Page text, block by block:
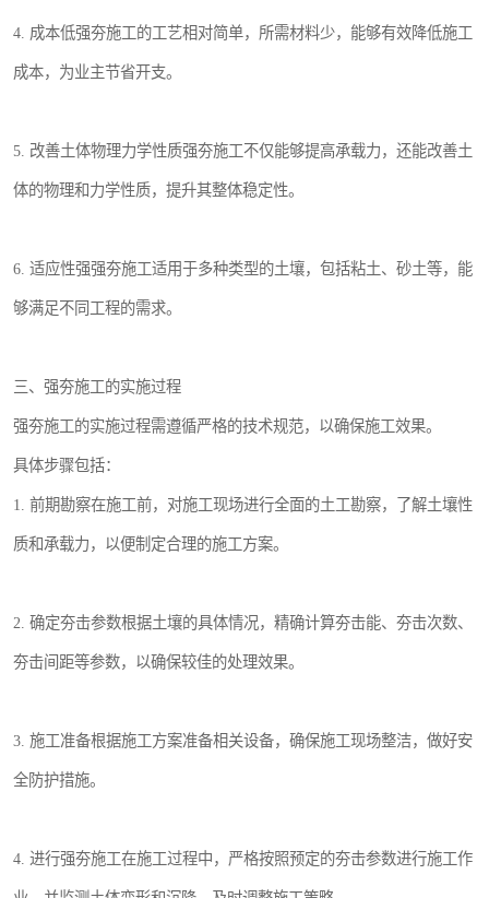
4. 成本低强夯施工的工艺相对简单，所需材料少，能够有效降低施工
成本，为业主节省开支。
5. 改善土体物理力学性质强夯施工不仅能够提高承载力，还能改善土
体的物理和力学性质，提升其整体稳定性。
6. 适应性强强夯施工适用于多种类型的土壤，包括粘土、砂土等，能
够满足不同工程的需求。
三、强夯施工的实施过程
强夯施工的实施过程需遵循严格的技术规范，以确保施工效果。
具体步骤包括：
1. 前期勘察在施工前，对施工现场进行全面的土工勘察，了解土壤性
质和承载力，以便制定合理的施工方案。
2. 确定夯击参数根据土壤的具体情况，精确计算夯击能、夯击次数、
夯击间距等参数，以确保较佳的处理效果。
3. 施工准备根据施工方案准备相关设备，确保施工现场整洁，做好安
全防护措施。
4. 进行强夯施工在施工过程中，严格按照预定的夯击参数进行施工作